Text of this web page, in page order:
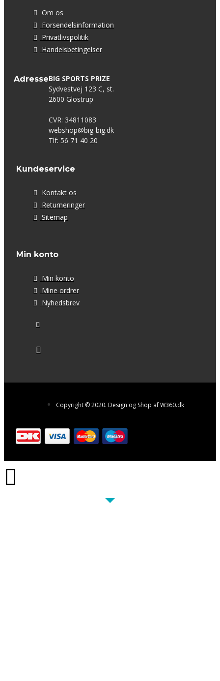
Om os
Forsendelsinformation
Privatlivspolitik
Handelsbetingelser
AdresseBIG SPORTS PRIZE
Sydvestvej 123 C, st.
2600 Glostrup
CVR: 34811083
webshop@big-big.dk
Tlf: 56 71 40 20
Kundeservice
Kontakt os
Returneringer
Sitemap
Min konto
Min konto
Mine ordrer
Nyhedsbrev
Copyright © 2020. Design og Shop af W360.dk